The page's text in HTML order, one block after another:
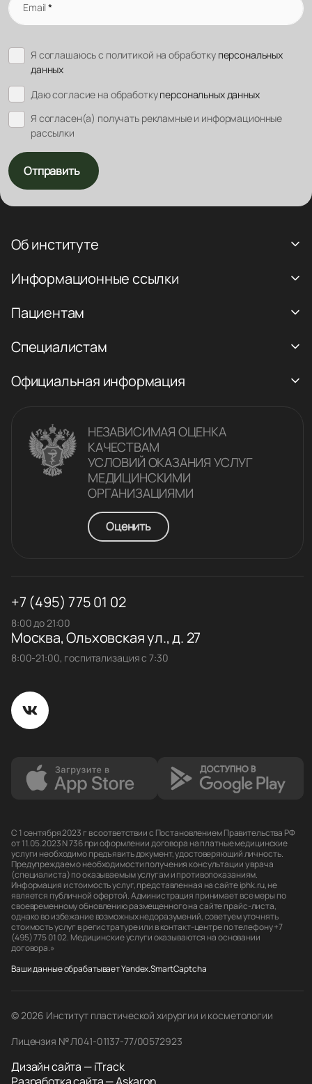
Email*
Я соглашаюсь с политикой на обработку персональных
данных
Даю согласие на обработкуперсональных данных
Я согласен(а) получать рекламные и информационные
рассылки
Отправить
Об институте
Информационные ссылки
Пациентам
Специалистам
Официальная информация
НЕЗАВИСИМАЯ ОЦЕНКА
КАЧЕСТВАM
УСЛОВИЙ ОКАЗАНИЯ УСЛУГ
МЕДИЦИНСКИМИ
ОРГАНИЗАЦИЯМИ
Оценить
+7 (495) 775 01 02
8:00 до 21:00
Москва, Ольховская ул., д. 27
8:00-21:00, госпитализация с 7:30
С 1 сентября 2023 г в соответствии с Постановлением Правительства РФ
от 11.05.2023 N 736 при оформлении договора на платные медицинские
услуги необходимо предъявить документ, удостоверяющий личность.
Предупреждаем о необходимости получения консультации у врача
(специалиста) по оказываемым услугам и противопоказаниям.
Информация и стоимость услуг, представленная на сайте iphk.ru, не
является публичной офертой. Администрация принимает все меры по
своевременному обновлению размещенного на сайте прайс-листа,
однако во избежание возможных недоразумений, советуем уточнять
стоимость услуг в регистратуре или в контакт-центре по телефону +7
(495) 775 01 02. Медицинские услуги оказываются на основании
договора.»
Ваши данные обрабатывает Yandex.SmartCaptcha
© 2026 Институт пластической хирургии и косметологии
Лицензия № Л041-01137-77/00572923
Дизайн сайта — iTrack